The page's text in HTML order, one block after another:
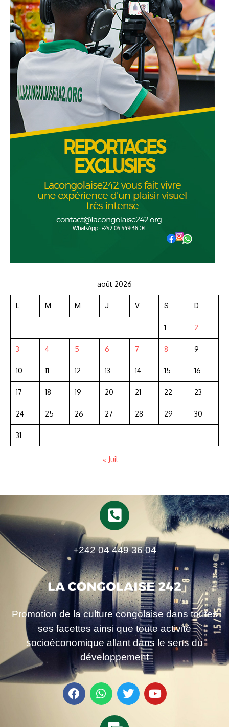
août 2026
L M M J V S D
1 2
3 4 5 6 7 8 9
10 11 12 13 14 15 16
17 18 19 20 21 22 23
24 25 26 27 28 29 30
31
« Juil
+242 04 449 36 04
Promotion de la culture congolaise dans toutes
ses facettes ainsi que toute activité
socioéconomique allant dans le sens du
développement